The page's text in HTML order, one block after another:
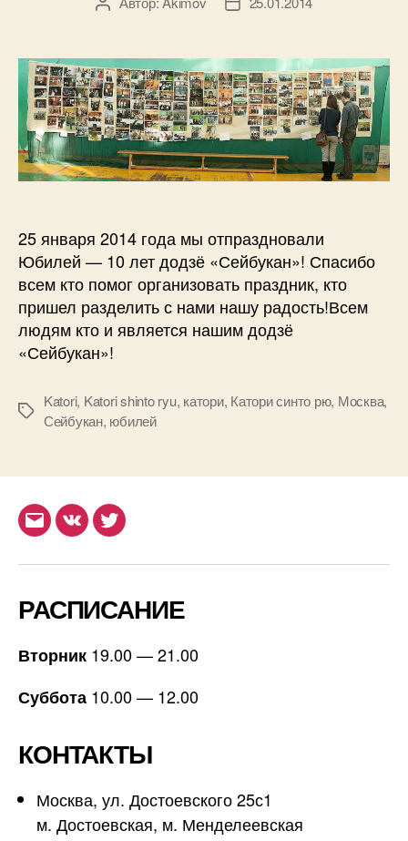
25 января 2014 года мы отпраздновали
Юбилей — 10 лет додзё «Сейбукан»! Спасибо
всем кто помог организовать праздник, кто
пришел разделить с нами нашу радость!Всем
людям кто и является нашим додзё
«Сейбукан»!
Метки
Katori, Katori shinto ryu, катори, Катори синто рю, Москва,
Сейбукан, юбилей
EmailВКонтакте
Twitter
РАСПИСАНИЕ
Вторник 19.00 — 21.00
Суббота 10.00 — 12.00
КОНТАКТЫ
Москва, ул. Достоевского 25с1
м. Достоевская, м. Менделеевская